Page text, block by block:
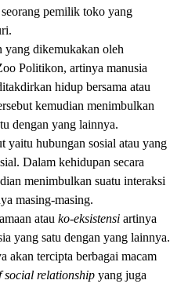
pemilik toko yang
yang dikemukakan oleh
Politikon, artinya manusia
hidup bersama atau
kemudian menimbulkan
dengan yang lainnya.
yaitu hubungan sosial atau yang
Dalam kehidupan secara
menimbulkan suatu interaksi
masing-masing.
atau ko-eksistensi artinya
yang satu dengan yang lainnya.
akan tercipta berbagai macam
social relationship yang juga